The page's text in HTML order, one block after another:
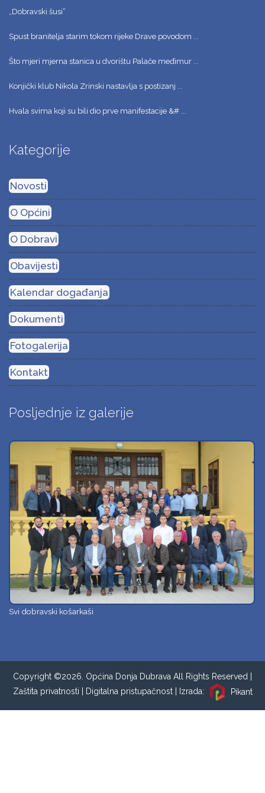
„Dobravski šusi“
Spust branitelja starim tokom rijeke Drave povodom ...
Što mjeri mjerna stanica u dvorištu Palače međimur ...
Konjički klub Nikola Zrinski nastavlja s postizanj ...
Hvala svima koji su bili dio prve manifestacije &# ...
Kategorije
Novosti
O Općini
O Dobravi
Obavijesti
Kalendar događanja
Dokumenti
Fotogalerija
Kontakt
Posljednje iz galerije
Svi dobravski košarkaši
Copyright ©2026. Općina Donja Dubrava All Rights Reserved |
Zaštita privatnosti
Digitalna pristupačnost| Izrada: Pikant